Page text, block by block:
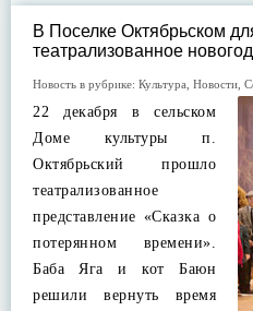
В Поселке Октябрьском
театрализованное
Новость в рубрике: Культура Новости
22 декабря в сельском
Доме культуры п.
Октябрьский прошло
театрализованное
представление «Сказка о
потерянном времени».
Баба Яга и кот Баюн
решили вернуть время